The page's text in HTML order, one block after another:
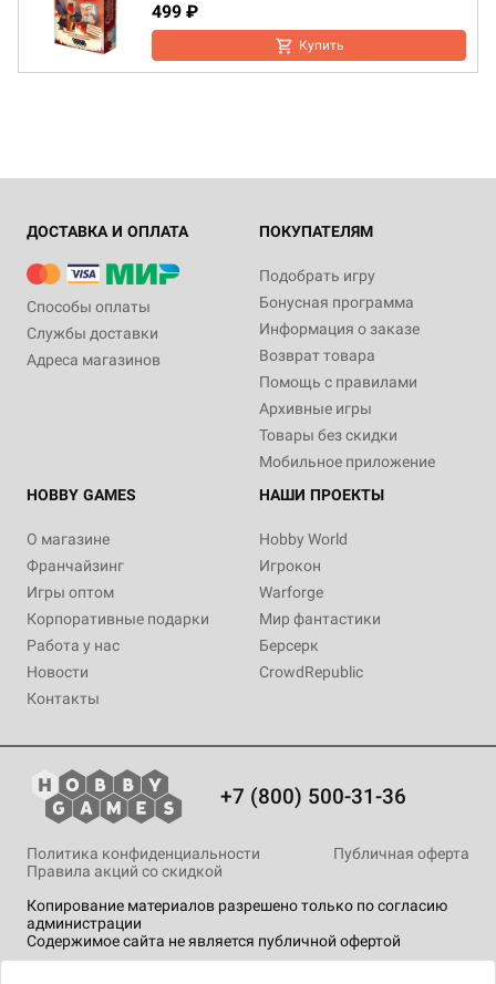
499 ₽
Купить
ДОСТАВКА И ОПЛАТА
Способы оплаты
Службы доставки
Адреса магазинов
ПОКУПАТЕЛЯМ
Подобрать игру
Бонусная программа
Информация о заказе
Возврат товара
Помощь с правилами
Архивные игры
Товары без скидки
Мобильное приложение
HOBBY GAMES
О магазине
Франчайзинг
Игры оптом
Корпоративные подарки
Работа у нас
Новости
Контакты
НАШИ ПРОЕКТЫ
Hobby World
Игрокон
Warforge
Мир фантастики
Берсерк
CrowdRepublic
+7 (800) 500-31-36
Копирование материалов разрешено только по согласию
администрации
Содержимое сайта не является публичной офертой
Политика конфиденциальности
Публичная оферта
Правила акций со скидкой